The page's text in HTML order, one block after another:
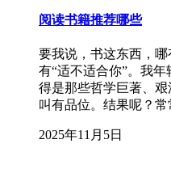
阅读书籍推荐哪些
要我说，书这东西，哪
有“适不适合你”。我
得是那些哲学巨著、
叫有品位。结果呢？
2025年11月5日